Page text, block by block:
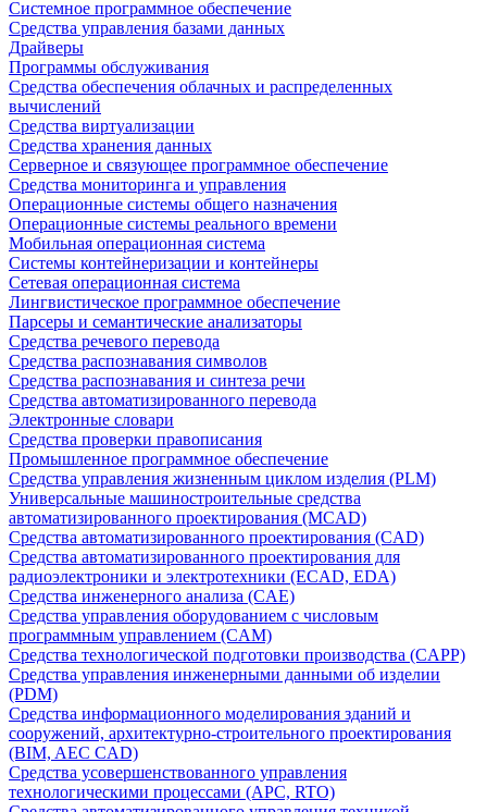
Системное программное обеспечение
Средства управления базами данных
Драйверы
Программы обслуживания
Средства обеспечения облачных и распределенных
вычислений
Средства виртуализации
Средства хранения данных
Серверное и связующее программное обеспечение
Средства мониторинга и управления
Операционные системы общего назначения
Операционные системы реального времени
Мобильная операционная система
Системы контейнеризации и контейнеры
Сетевая операционная система
Лингвистическое программное обеспечение
Парсеры и семантические анализаторы
Средства речевого перевода
Средства распознавания символов
Средства распознавания и синтеза речи
Средства автоматизированного перевода
Электронные словари
Средства проверки правописания
Промышленное программное обеспечение
Средства управления жизненным циклом изделия (PLM)
Универсальные машиностроительные средства
автоматизированного проектирования (MCAD)
Средства автоматизированного проектирования (CAD)
Средства автоматизированного проектирования для
радиоэлектроники и электротехники (ECAD, EDA)
Средства инженерного анализа (CAE)
Средства управления оборудованием с числовым
программным управлением (CAM)
Средства технологической подготовки производства (CAPP)
Средства управления инженерными данными об изделии
(PDM)
Средства информационного моделирования зданий и
сооружений, архитектурно-строительного проектирования
(BIM, AEC CAD)
Средства усовершенствованного управления
технологическими процессами (APC, RTO)